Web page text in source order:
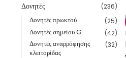
Δονητές (236)
Δονητές πρωκτού (25)
Δονητές σημείου G (42)
Δονητές αναρρόφησης
κλειτορίδας
(32)